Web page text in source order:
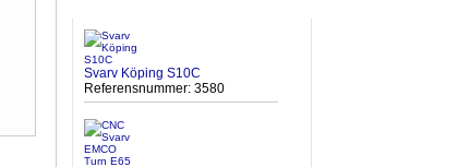
Svarv Köping S10C
Referensnummer: 3580